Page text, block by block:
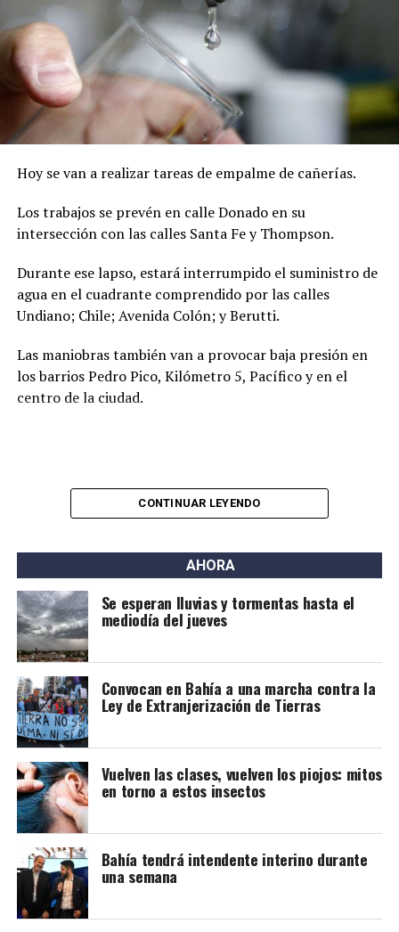
Hoy se van a realizar tareas de empalme de cañerías.
Los trabajos se prevén en calle Donado en su
intersección con las calles Santa Fe y Thompson.
Durante ese lapso, estará interrumpido el suministro de
agua en el cuadrante comprendido por las calles
Undiano; Chile; Avenida Colón; y Berutti.
Las maniobras también van a provocar baja presión en
los barrios Pedro Pico, Kilómetro 5, Pacífico y en el
centro de la ciudad.
CONTINUAR LEYENDO
AHORA
Se esperan lluvias y tormentas hasta el
mediodía del jueves
Convocan en Bahía a una marcha contra la
Ley de Extranjerización de Tierras
Vuelven las clases, vuelven los piojos: mitos
en torno a estos insectos
Bahía tendrá intendente interino durante
una semana